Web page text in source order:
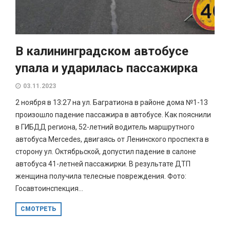
В калининградском автобусе
упала и ударилась пассажирка
03.11.2023
2 ноября в 13:27 на ул. Багратиона в районе дома №1-13
произошло падение пассажира в автобусе. Как пояснили
в ГИБДД региона, 52-летний водитель маршрутного
автобуса Mercedes, двигаясь от Ленинского проспекта в
сторону ул. Октябрьской, допустил падение в салоне
автобуса 41-летней пассажирки. В результате ДТП
женщина получила телесные повреждения. Фото:
Госавтоинспекция...
СМОТРЕТЬ